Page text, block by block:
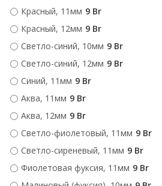
Красный, 11мм 9 Br
Красный, 12мм 9 Br
Светло-синий, 10мм 9 Br
Светло-синий, 12мм 9 Br
Синий, 11мм 9 Br
Аква, 11мм 9 Br
Аква, 12мм 9 Br
Светло-фиолетовый, 11мм 9 Br
Светло-сиреневый, 11мм 9 Br
Фиолетовая фуксия, 11мм 9 Br